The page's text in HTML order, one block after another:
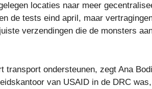
locaties naar meer
de tests eind april, maar
verzendingen die de monsters
transport ondersteunen, zegt Ana
van USAID in de DRC